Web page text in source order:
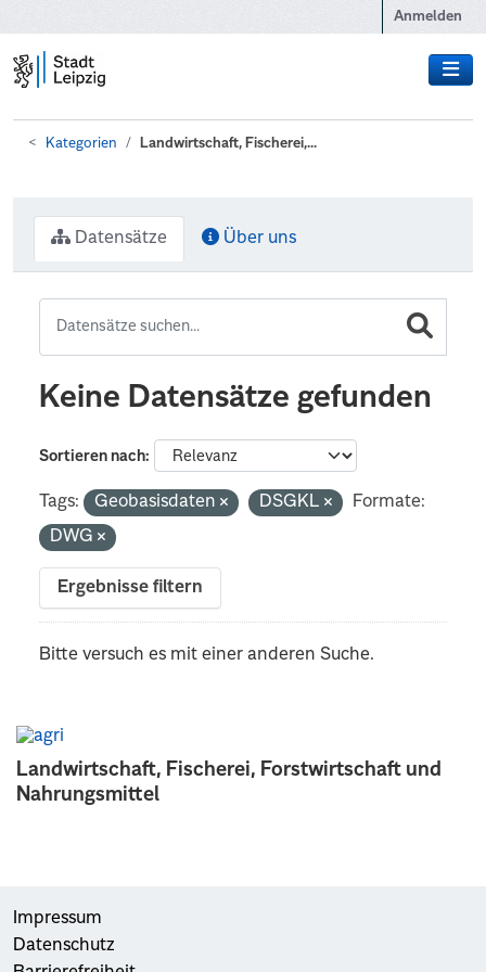
Anmelden
Kategorien Landwirtschaft, Fischerei,...
Landwirtschaft, Fischerei, Forstwirtschaft und
Nahrungsmittel
Datensätze Über uns
Keine Datensätze gefunden
Sortieren nach
Tags: Geobasisdaten DSGKL
Formate:
DWG
Ergebnisse filtern
Bitte versuch es mit einer anderen Suche.
Impressum
Datenschutz